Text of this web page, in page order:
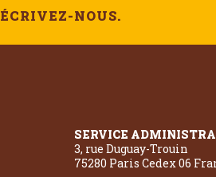
ÉCRIVEZ-NOUS.
SERVICE
3, rue Duguay-Trouin
75280 Paris Cedex 06